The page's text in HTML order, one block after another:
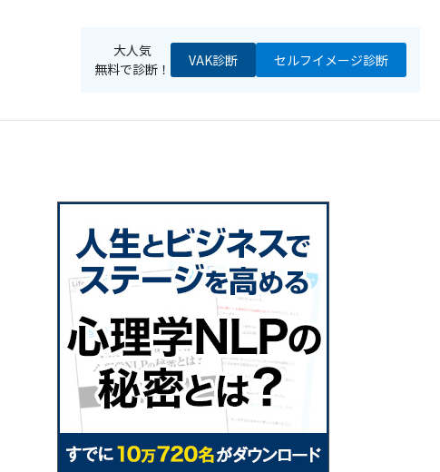
大人気
無料で診断！
VAK診断 セルフイメージ診断